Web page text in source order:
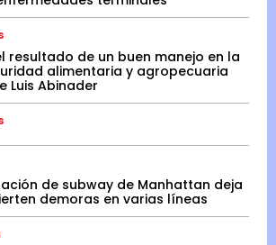
resultado de un buen manejo en la
alimentaria y agropecuaria
Luis Abinader
de subway de Manhattan deja
demoras en varias líneas